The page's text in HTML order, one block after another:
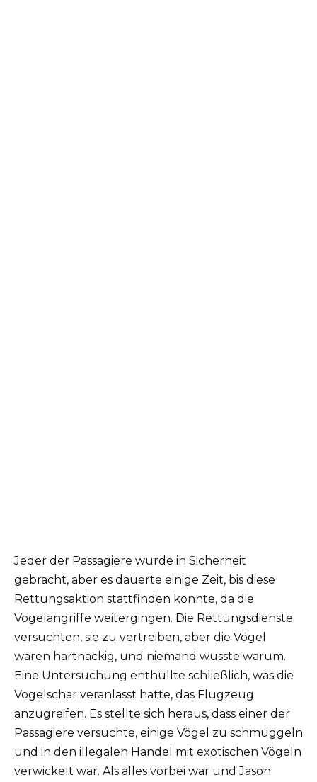
Jeder der Passagiere wurde in Sicherheit
gebracht, aber es dauerte einige Zeit, bis diese
Rettungsaktion stattfinden konnte, da die
Vogelangriffe weitergingen. Die Rettungsdienste
versuchten, sie zu vertreiben, aber die Vögel
waren hartnäckig, und niemand wusste warum.
Eine Untersuchung enthüllte schließlich, was die
Vogelschar veranlasst hatte, das Flugzeug
anzugreifen. Es stellte sich heraus, dass einer der
Passagiere versuchte, einige Vögel zu schmuggeln
und in den illegalen Handel mit exotischen Vögeln
verwickelt war. Als alles vorbei war und Jason